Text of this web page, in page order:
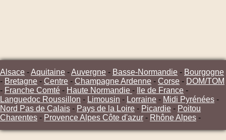
Alsace -Aquitaine -Auvergne - Basse-Normandie - Bourgogne
- Bretagne - Centre - Champagne Ardenne - Corse - DOM/TOM
- Franche Comté - Haute Normandie - Ile de France -
Languedoc Roussillon - Limousin - Lorraine - Midi Pyrénées -
Nord Pas de Calais - Pays de la Loire - Picardie - Poitou
Charentes - Provence Alpes Côte d'azur - Rhône Alpes -